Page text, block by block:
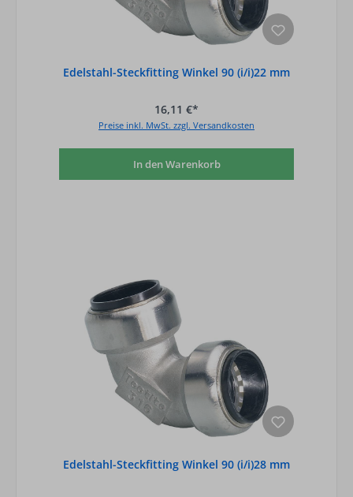
Edelstahl-Steckfitting Winkel 90 (i/i)22 mm
16,11 €*
Preise inkl. MwSt. zzgl. Versandkosten
In den Warenkorb
Edelstahl-Steckfitting Winkel 90 (i/i)28 mm